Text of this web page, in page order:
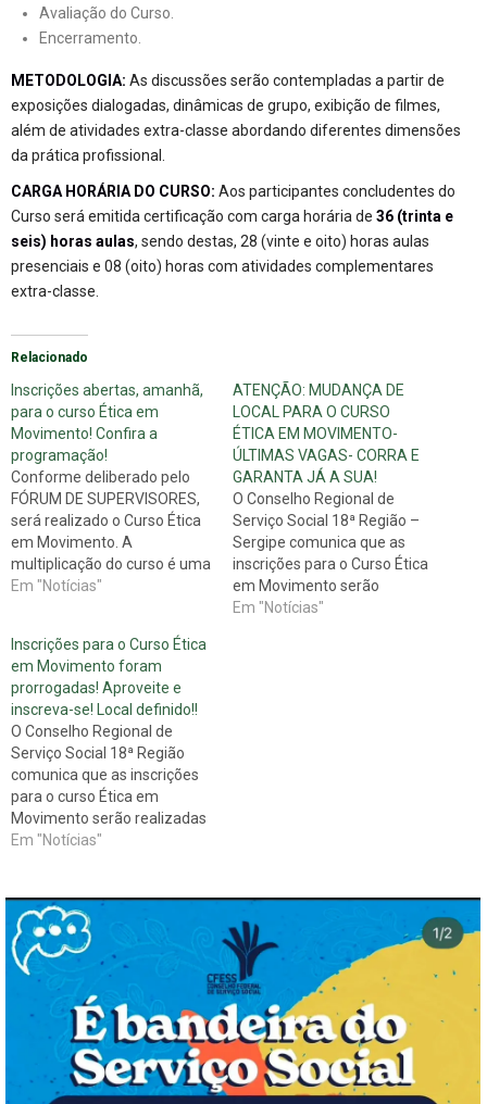
Avaliação do Curso.
Encerramento.
METODOLOGIA: As discussões serão contempladas a partir de
exposições dialogadas, dinâmicas de grupo, exibição de filmes,
além de atividades extra-classe abordando diferentes dimensões
da prática profissional.
CARGA HORÁRIA DO CURSO: Aos participantes concludentes do
Curso será emitida certificação com carga horária de 36 (trinta e
seis) horas aulas, sendo destas, 28 (vinte e oito) horas aulas
presenciais e 08 (oito) horas com atividades complementares
extra-classe.
Relacionado
Inscrições abertas, amanhã,
para o curso Ética em
Movimento! Confira a
programação!
Conforme deliberado pelo
FÓRUM DE SUPERVISORES,
será realizado o Curso Ética
em Movimento. A
multiplicação do curso é uma
das ações da agenda do
Assistentes Sociais na área
ética e contribuir para que a
dimensão ética seja
incorporada ao exercício
profissional cotidiano,…
Em "Notícias"
ATENÇÃO: MUDANÇA DE
LOCAL PARA O CURSO
ÉTICA EM MOVIMENTO-
ÚLTIMAS VAGAS- CORRA E
GARANTA JÁ A SUA!
O Conselho Regional de
Serviço Social 18ª Região –
Sergipe comunica que as
inscrições para o Curso Ética
em Movimento serão
realizadas até sexta-feira
Em "Notícias"
Inscrições para o Curso Ética
em Movimento foram
prorrogadas! Aproveite e
inscreva-se! Local definido!!
O Conselho Regional de
Serviço Social 18ª Região
comunica que as inscrições
para o curso Ética em
Movimento serão realizadas
até quinta-feira (15) na sede
do evento. O curso será
realizado na FAPESE,
saituada à Rua Lagarto,952 ,
Centro- Sala Henrique
Souza…
Em "Notícias"